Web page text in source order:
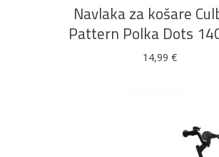
Navlaka za košare
Pattern Polka Dots
14,99 €